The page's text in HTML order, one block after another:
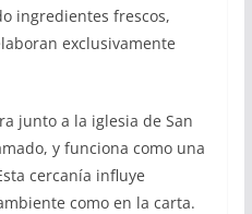
ingredientes frescos,
exclusivamente
junto a la iglesia de San
y funciona como una
cercanía influye
como en la carta.